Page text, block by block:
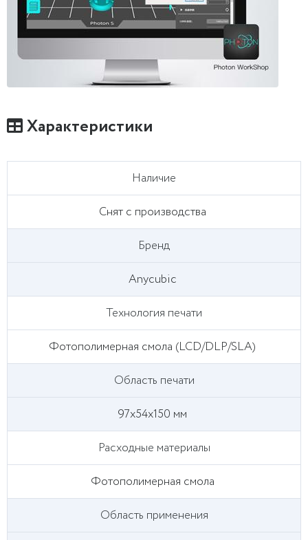
Характеристики
Наличие
Снят с производства
Бренд
Anycubic
Технология печати
Фотополимерная смола (LCD/DLP/SLA)
Область печати
97х54х150 мм
Расходные материалы
Фотополимерная смола
Область применения